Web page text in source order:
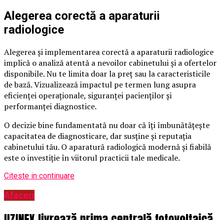
Alegerea corectă a aparaturii
radiologice
Alegerea și implementarea corectă a aparaturii radiologice
implică o analiză atentă a nevoilor cabinetului și a ofertelor
disponibile. Nu te limita doar la preț sau la caracteristicile
de bază. Vizualizează impactul pe termen lung asupra
eficienței operaționale, siguranței pacienților și
performanței diagnostice.
O decizie bine fundamentată nu doar că îți îmbunătățește
capacitatea de diagnosticare, dar susține și reputația
cabinetului tău. O aparatură radiologică modernă și fiabilă
este o investiție în viitorul practicii tale medicale.
Citeste in continuare
Afaceri